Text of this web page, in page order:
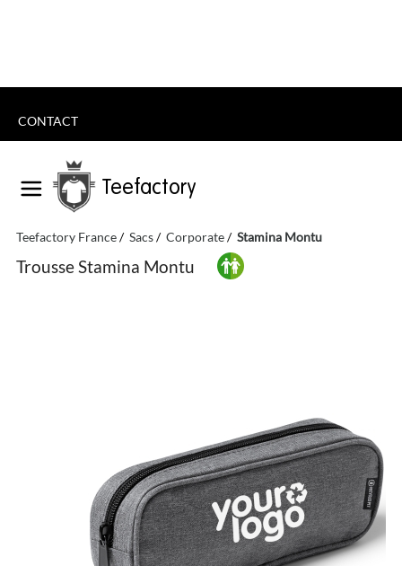
CONTACT
Teefactory
Teefactory France Sacs Corporate Stamina Montu
Trousse Stamina Montu